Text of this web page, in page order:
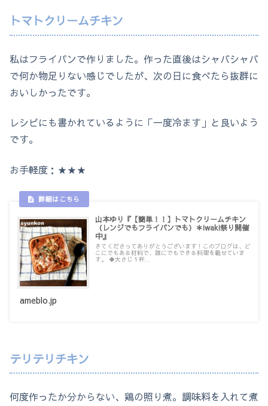
トマトクリームチキン
私はフライパンで作りました。作った直後はシャバシャバ
で何か物足りない感じでしたが、次の日に食べたら抜群に
おいしかったです。
レシピにも書かれているように「一度冷ます」と良いよう
です。
お手軽度：★★★
山本ゆり『【簡単！！】トマトクリームチキン
（レンジでもフライパンでも）＊iwaki祭り開催
中』
きてくださってありがとうございます！このブログは、ど
こにでもある材料で、誰にでもできる料理を載せていま
す。 ◆大さじ１杯...
ameblo.jp
テリテリチキン
何度作ったか分からない、鶏の照り煮。調味料を入れて煮